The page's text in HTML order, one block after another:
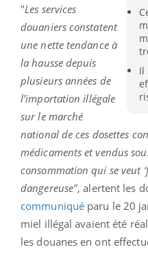
Il
"Les services
douaniers constatent
une nette tendance à
la hausse depuis
plusieurs années de
l’importation illégale
sur le marché
national de ces dosettes
médicaments et vendus
consommation qui se veut
dangereuse", alertent les
communiqué paru le 20
miel illégal avaient été
les douanes en ont